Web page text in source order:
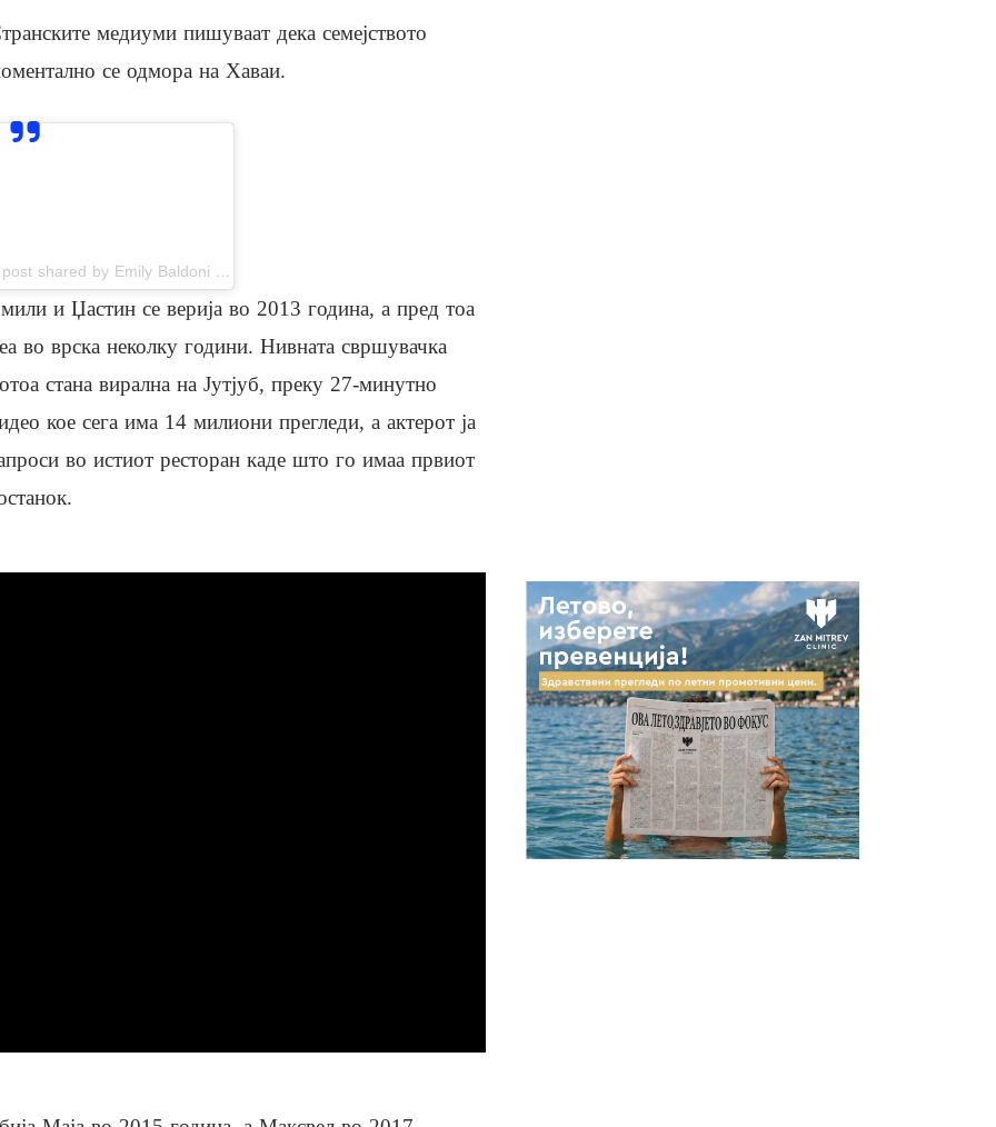
медиуми пишуваат дека семејството
се одмора на Хаваи.
A post shared by Emily Baldoni (@emilybaldoni)
и Џастин се верија во 2013 година, а пред тоа
во врска неколку години. Нивната свршувачка
стана вирална на Јутјуб, преку 27-минутно
кое сега има 14 милиони прегледи, а актерот ја
во истиот ресторан каде што го имаа првиот